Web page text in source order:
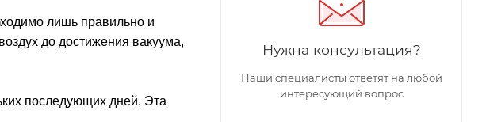
лишь правильно и
до достижения вакуума,
последующих дней. Эта
Нужна консультация?
Наши специалисты ответят на любой
интересующий вопрос